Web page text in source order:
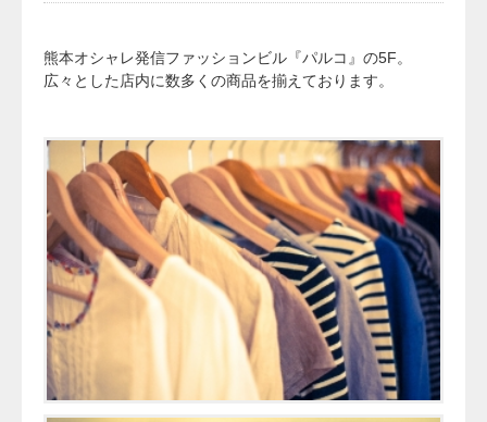
熊本オシャレ発信ファッションビル『パルコ』の5F。
広々とした店内に数多くの商品を揃えております。